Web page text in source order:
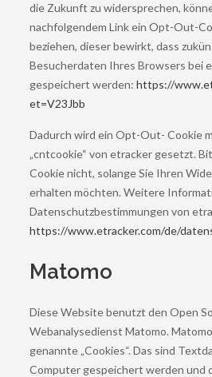
die Zukunft zu widersprechen,
nachfolgendem Link ein Opt-Out-
beziehen, dieser bewirkt, dass
Besucherdaten Ihres Browsers bei
gespeichert werden:https://
et=V23Jbb
Dadurch wird ein Opt-Out- Cookie
„cntcookie“ von etracker gesetzt.
Cookie nicht, solange Sie Ihren
erhalten möchten. Weitere
Datenschutzbestimmungen von
https://www.etracker.com/de/
Matomo
Diese Website benutzt den Open
Webanalysedienst Matomo.
genannte „Cookies“. Das sind
Computer gespeichert werden und